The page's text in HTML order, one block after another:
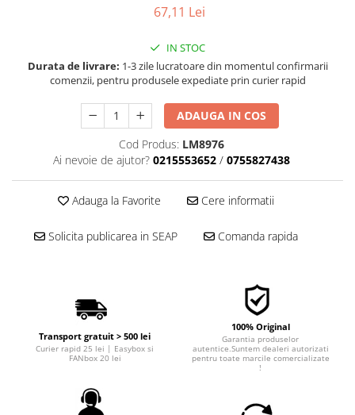
■ Filtre ulei
■ Filtre aer
■ Filtre combustibil
■ Filtre hidraulice
■ Filtre uscator
■ Filtre aditivi
■ Filtre epurator
Filtre agent racire
67,11 Lei
IN STOC
Durata de livrare: 1-3 zile lucratoare din momentul confirmarii
comenzii, pentru produsele expediate prin curier rapid
ADAUGA IN COS
Cod Produs: LM8976
Ai nevoie de ajutor? 0215553652 / 0755827438
Adauga la Favorite Cere informatii
Solicita publicarea in SEAP Comanda rapida
Transport gratuit > 500 lei
Curier rapid 25 lei | Easybox si
FANbox 20 lei
100% Original
Garantia produselor
autentice.Suntem dealeri autorizati
pentru toate marcile comercializate
!